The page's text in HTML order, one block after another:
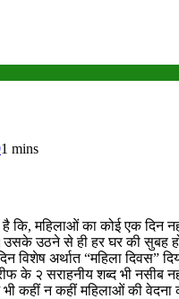
1 mins
कि, महिलाओं का कोई एक दिन
उठने से ही हर घर की
अर्थात “महिला दिवस”
के २ सराहनीय शब्द भी नसीब
कहीं न कहीं महिलाओं की